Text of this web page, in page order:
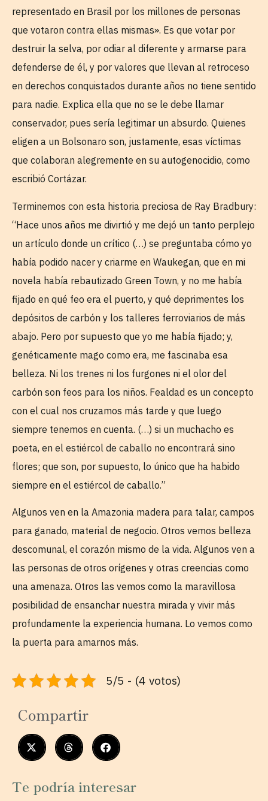
representado en Brasil por los millones de personas
que votaron contra ellas mismas». Es que votar por
destruir la selva, por odiar al diferente y armarse para
defenderse de él, y por valores que llevan al retroceso
en derechos conquistados durante años no tiene sentido
para nadie. Explica ella que no se le debe llamar
conservador, pues sería legitimar un absurdo. Quienes
eligen a un Bolsonaro son, justamente, esas víctimas
que colaboran alegremente en su autogenocidio, como
escribió Cortázar.
Terminemos con esta historia preciosa de Ray Bradbury:
“Hace unos años me divirtió y me dejó un tanto perplejo
un artículo donde un crítico (…) se preguntaba cómo yo
había podido nacer y criarme en Waukegan, que en mi
novela había rebautizado Green Town, y no me había
fijado en qué feo era el puerto, y qué deprimentes los
depósitos de carbón y los talleres ferroviarios de más
abajo. Pero por supuesto que yo me había fijado; y,
genéticamente mago como era, me fascinaba esa
belleza. Ni los trenes ni los furgones ni el olor del
carbón son feos para los niños. Fealdad es un concepto
con el cual nos cruzamos más tarde y que luego
siempre tenemos en cuenta. (…) si un muchacho es
poeta, en el estiércol de caballo no encontrará sino
flores; que son, por supuesto, lo único que ha habido
siempre en el estiércol de caballo.”
Algunos ven en la Amazonia madera para talar, campos
para ganado, material de negocio. Otros vemos belleza
descomunal, el corazón mismo de la vida. Algunos ven a
las personas de otros orígenes y otras creencias como
una amenaza. Otros las vemos como la maravillosa
posibilidad de ensanchar nuestra mirada y vivir más
profundamente la experiencia humana. Lo vemos como
la puerta para amarnos más.
5/5 - (4 votos)
Compartir
Te podría interesar